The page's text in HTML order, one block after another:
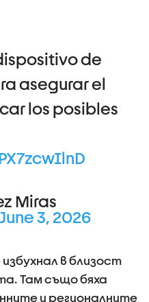
de
asegurar el
los posibles
Miras
June 3, 2026
в близост
Там също бяха
и регионалните